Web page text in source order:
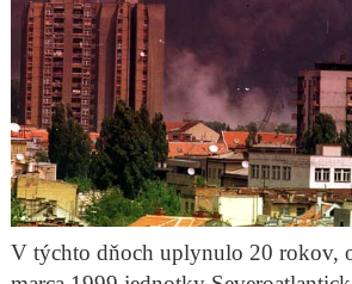
V týchto dňoch uplynulo 20 rokov,